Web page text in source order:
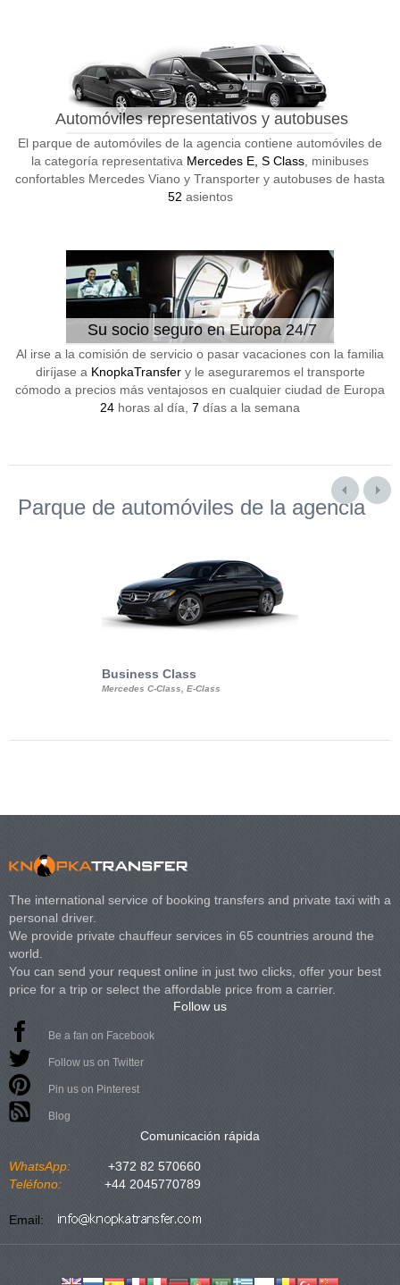
Automóviles representativos y autobuses
El parque de automóviles de la agencia contiene automóviles de
la categoría representativa Mercedes E, S Class , minibuses
confortables Mercedes Viano y Transporter y autobuses de hasta
52 asientos
Su socio seguro en Europa 24/7
Al irse a la comisión de servicio o pasar vacaciones con la familia
diríjase a KnopkaTransfery le aseguraremos el transporte
cómodo a precios más ventajosos en cualquier ciudad de Europa
24 horas al día, 7 días a la semana
Parque de automóviles de la agencia
Business Class
Mercedes C-Class, E-Class
The international service of booking transfers and private taxi with a
personal driver.
We provide private chauffeur services in 65 countries around the
world.
You can send your request online in just two clicks, offer your best
price for a trip or select the affordable price from a carrier.
Follow us
Be a fan on Facebook
Follow us on Twitter
Pin us on Pinterest
Blog
Comunicación rápida
WhatsApp:
+372 82 570660
Teléfono:
+44 2045770789
Email: